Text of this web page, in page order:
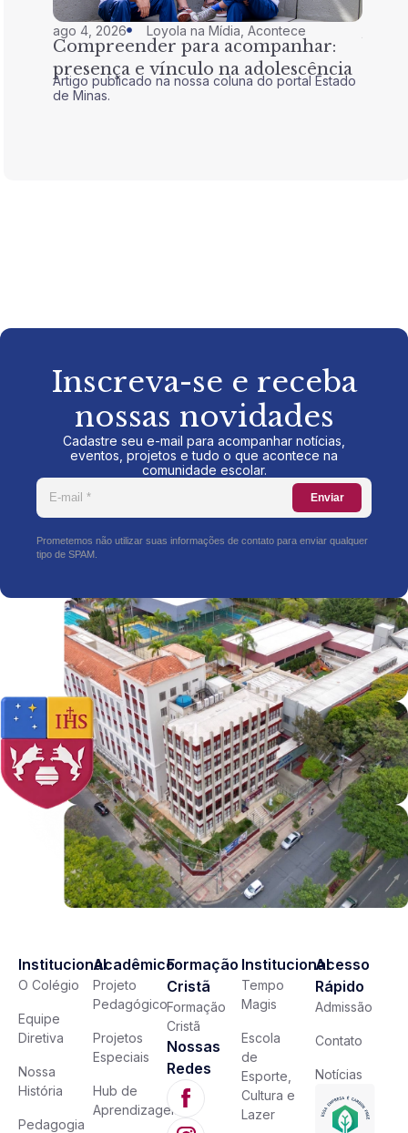
ago 4, 2026 Loyola na Mídia ,Acontece
Compreender para acompanhar:
presença e vínculo na adolescência
Artigo publicado na nossa coluna do portal Estado
de Minas.
Inscreva-se e receba
nossas novidades
Cadastre seu e-mail para acompanhar notícias,
eventos, projetos e tudo o que acontece na
comunidade escolar.
Enviar
Prometemos não utilizar suas informações de contato para enviar qualquer
tipo de SPAM.
Institucional
O Colégio
Equipe
Diretiva
Nossa
História
Pedagogia
Acadêmico
Projeto
Pedagógico
Projetos
Especiais
Hub de
Aprendizagem
Formação
Cristã
Formação
Cristã
Nossas
Redes
Institucional
Tempo
Magis
Escola
de
Esporte,
Cultura e
Lazer
Acesso
Rápido
Admissão
Contato
Notícias